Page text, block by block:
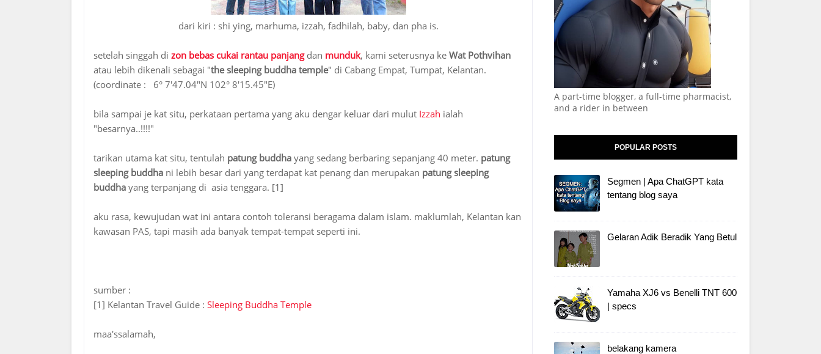
dari kiri : shi ying, marhuma, izzah, fadhilah, baby, dan pha is.
setelah singgah di zon bebas cukai rantau panjangdan munduk, kami seterusnya ke Wat Pothvihan
atau lebih dikenali sebagai "the sleeping buddha temple" di Cabang Empat, Tumpat, Kelantan.
(coordinate : 6° 7'47.04"N 102° 8'15.45"E)
bila sampai je kat situ, perkataan pertama yang aku dengar keluar dari mulut Izzah ialah
"besarnya..!!!!"
tarikan utama kat situ, tentulah patung buddha yang sedang berbaring sepanjang 40 meter. patung
sleeping buddha ni lebih besar dari yang terdapat kat penang dan merupakan patung sleeping
buddha yang terpanjang di asia tenggara. [1]
aku rasa, kewujudan wat ini antara contoh toleransi beragama dalam islam. maklumlah, Kelantan kan
kawasan PAS, tapi masih ada banyak tempat-tempat seperti ini.
sumber :
[1] Kelantan Travel Guide : Sleeping Buddha Temple
maa'ssalamah,
A part-time blogger, a full-time pharmacist,
and a rider in between
POPULAR POSTS
Segmen | Apa ChatGPT kata
tentang blog saya
Gelaran Adik Beradik Yang Betul
Yamaha XJ6 vs Benelli TNT 600
| specs
belakang kamera